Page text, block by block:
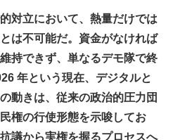
対立において、熱量だけでは
は不可能だ。資金がなければ
持できず、単なるデモ隊で終
年という現在、デジタルと
動きは、従来の政治的圧力団
権の行使形態を示唆してお
議から実権を握るプロセスへ